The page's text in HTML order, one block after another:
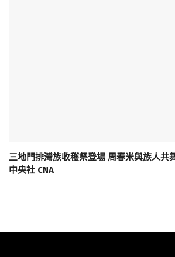
三地門排灣族收穫祭登場 周春米與族人共
中央社 CNA